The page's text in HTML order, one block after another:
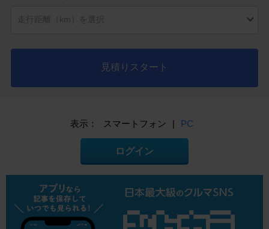
見積りスタート
表示： スマートフォン | PC
ログイン